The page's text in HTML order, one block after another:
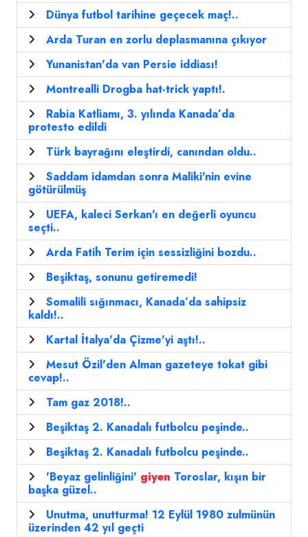
Dünya futbol tarihine geçecek maç!..
Arda Turan en zorlu deplasmanına çıkıyor
Yunanistan'da van Persie iddiası!
Montrealli Drogba hat-trick yaptı!.
Rabia Katliamı, 3. yılında Kanada’da
protesto edildi
Türk bayrağını eleştirdi, canından oldu..
Saddam idamdan sonra Maliki'nin evine
götürülmüş
UEFA, kaleci Serkan'ı en değerli oyuncu
seçti..
Arda Fatih Terim için sessizliğini bozdu..
Beşiktaş, sonunu getiremedi!
Somalili sığınmacı, Kanada’da sahipsiz
kaldı!..
Kartal İtalya'da Çizme'yi aştı!..
Mesut Özil'den Alman gazeteye tokat gibi
cevap!..
Tam gaz 2018!..
Beşiktaş 2. Kanadalı futbolcu peşinde..
Beşiktaş 2. Kanadalı futbolcu peşinde..
'Beyaz gelinliğini' giyen Toroslar, kışın bir
başka güzel..
Unutma, unutturma! 12 Eylül 1980 zulmünün
üzerinden 42 yıl geçti